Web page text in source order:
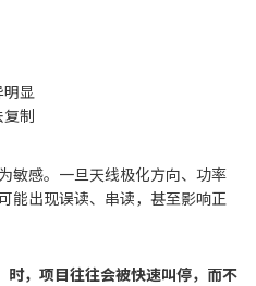
明显
制
敏感。一旦天线极化方向、功率
能出现误读、串读，甚至影响正
，项目往往会被快速叫停，而不